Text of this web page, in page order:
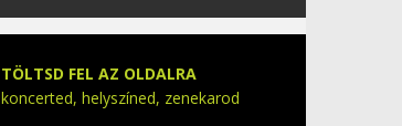
TÖLTSD FEL AZ OLDALRA
koncerted, helyszíned, zenekarod